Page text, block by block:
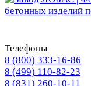
Телефоны
8 (800) 333-16-86
8 (499) 110-82-23
8 (831) 260-10-11